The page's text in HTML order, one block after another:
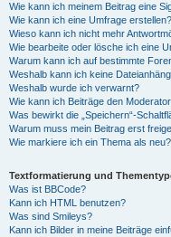
Wie kann ich meinem Beitrag eine
Wie kann ich eine Umfrage erstellen?
Wieso kann ich nicht mehr
Wie bearbeite oder lösche ich eine
Warum kann ich auf bestimmte
Weshalb kann ich keine
Weshalb wurde ich verwarnt?
Wie kann ich Beiträge den
Was bewirkt die „Speichern“-
Warum muss mein Beitrag erst
Wie markiere ich ein Thema als neu?
Textformatierung und
Was ist BBCode?
Kann ich HTML benutzen?
Was sind Smileys?
Kann ich Bilder in meine Beiträge